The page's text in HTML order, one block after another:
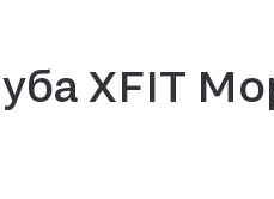
XFIT